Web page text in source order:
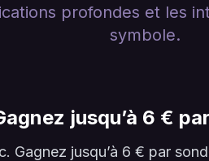
profondes et les
symbole.
jusqu’à 6 €
Gagnez jusqu’à 6 € par